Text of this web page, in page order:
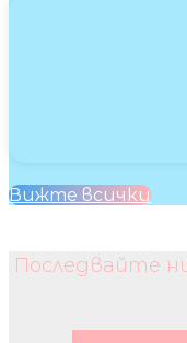
Вижте всички
Последвайте